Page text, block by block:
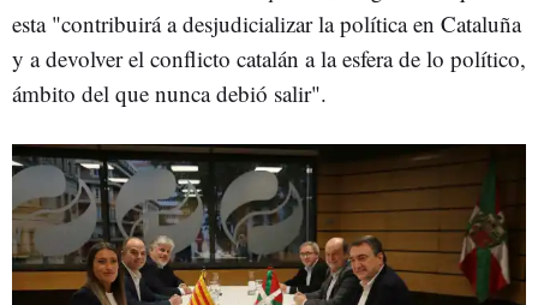
esta "contribuirá a desjudicializar la política en Cataluña
y a devolver el conflicto catalán a la esfera de lo político,
ámbito del que nunca debió salir".